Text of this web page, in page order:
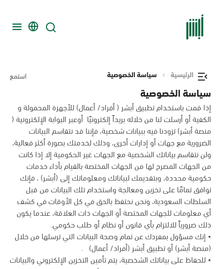
الرئيسية سياسة الخصوصية استمع
سياسة الخصوصية
إذا قمت باستخدام تطبيق أبشر ( أفراد/ أعمال) للأجهزة المحمولة و
الكفية أو أرسلت لنا من خلاله بريداً إلكترونيًا أوعبر البوابة الإلكترونية (
منصة أبشر) تزودنا فيه ببيانات شخصية، فإننا قد نتقاسم البيانات
الضرورية مع جهات أو إدارات أخرى، وذلك لخدمتك بصورة أكثر فعالية،
ولن نتقاسم بياناتك الشخصية مع الجهات غير الحكومية إلا إذا كانت
من الجهات المصرح لها من الجهات المختصة بالقيام بأداء خدمات
حكومية محددة، وبتقديمك لبياناتك ومعلوماتك إلى (أبشر) ، فإنك
توافق تمامًا على تخزين ومعالجة واستخدام تلك البيانات من قبل
السلطات السعودية، ونحن نحتفظ بالحق في كل الأوقات في كشف
أي معلومات للجهات المختصة أو الجهات ذات العلاقة، عندما يكون
ذلك ضرورياً للالتزام بأي قانون أو نظام أو طلب حكومي.
• إنك مسؤول بمفردك عن تمام وصحة البيانات التي ترسلها من خلال
(منصة أبشر) أو تطبيق أبشر (أفراد/ أعمال) .
• للحفاظ على بياناتك الشخصية، يتم تأمين التخزين الإلكتروني والبيانات